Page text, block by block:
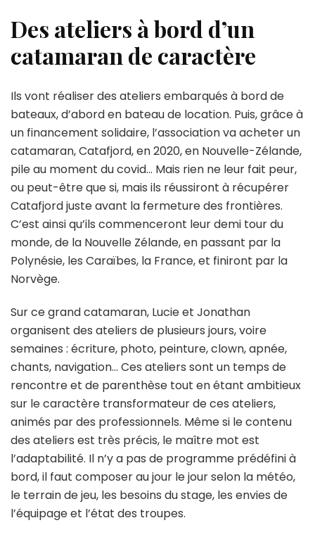
Des ateliers à bord d’un
catamaran de caractère
Ils vont réaliser des ateliers embarqués à bord de
bateaux, d’abord en bateau de location. Puis, grâce à
un financement solidaire, l’association va acheter un
catamaran, Catafjord, en 2020, en Nouvelle-Zélande,
pile au moment du covid… Mais rien ne leur fait peur,
ou peut-être que si, mais ils réussiront à récupérer
Catafjord juste avant la fermeture des frontières.
C’est ainsi qu’ils commenceront leur demi tour du
monde, de la Nouvelle Zélande, en passant par la
Polynésie, les Caraïbes, la France, et finiront par la
Norvège.
Sur ce grand catamaran, Lucie et Jonathan
organisent des ateliers de plusieurs jours, voire
semaines : écriture, photo, peinture, clown, apnée,
chants, navigation… Ces ateliers sont un temps de
rencontre et de parenthèse tout en étant ambitieux
sur le caractère transformateur de ces ateliers,
animés par des professionnels. Même si le contenu
des ateliers est très précis, le maître mot est
l’adaptabilité. Il n’y a pas de programme prédéfini à
bord, il faut composer au jour le jour selon la météo,
le terrain de jeu, les besoins du stage, les envies de
l’équipage et l’état des troupes.